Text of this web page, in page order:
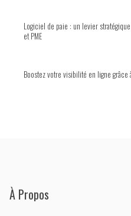
Logiciel de paie : un levier
et PME
Boostez votre visibilité en ligne grâce
À Propos